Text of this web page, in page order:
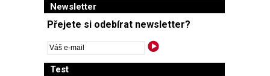
Newsletter
Přejete si odebírat newsletter?
Test